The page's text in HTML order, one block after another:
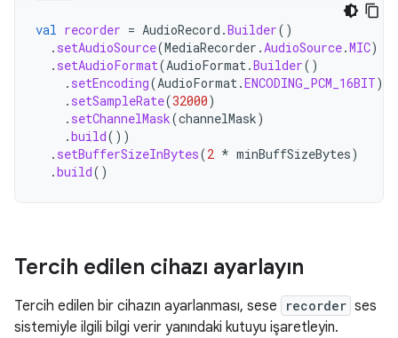
val recorder = AudioRecord .Builder()
. setAudioSource(MediaRecorder .AudioSource.MIC)
. setAudioFormat(AudioFormat.Builder()
. setEncoding(AudioFormat.ENCODING_PCM_16BIT)
. setSampleRate(32000)
. setChannelMask(channelMask)
.build())
. setBufferSizeInBytes(2 * minBuffSizeBytes)
.build()
Tercih edilen cihazı ayarlayın
Tercih edilen bir cihazın ayarlanması, sese recorder ses
sistemiyle ilgili bilgi verir yanındaki kutuyu işaretleyin.